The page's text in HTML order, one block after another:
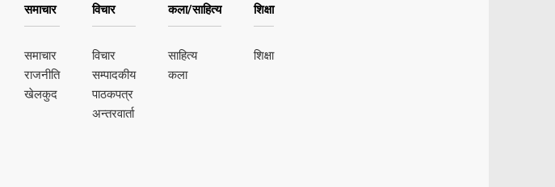
समाचार
समाचार
राजनीति
खेलकुद
विचार
विचार
सम्पादकीय
पाठकपत्र
अन्तरवार्ता
कला/साहित्य
साहित्य
कला
शिक्षा
शिक्षा